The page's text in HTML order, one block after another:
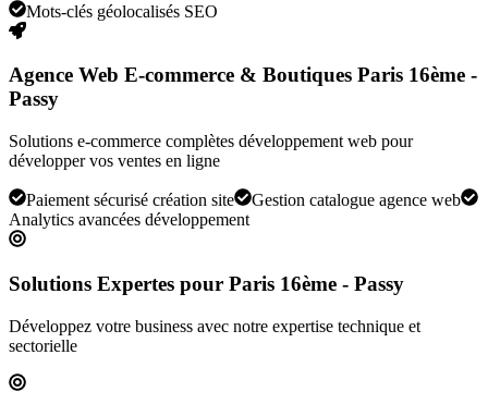
Mots-clés géolocalisés SEO
Agence Web E-commerce & Boutiques Paris 16ème -
Passy
Solutions e-commerce complètes développement web pour
développer vos ventes en ligne
Paiement sécurisé création site
Gestion catalogue agence web
Analytics avancées développement
Solutions Expertes pour Paris 16ème - Passy
Développez votre business avec notre expertise technique et
sectorielle